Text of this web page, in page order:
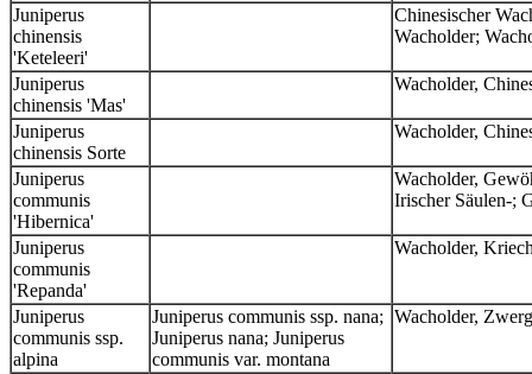
Juniperus
chinensis
'Keteleeri'
Chinesischer
Wacholder;
Juniperus
chinensis 'Mas'
Wacholder,
Juniperus
chinensis Sorte
Wacholder,
Juniperus
communis
'Hibernica'
Wacholder,
Irischer Säulen-;
Juniperus
communis
'Repanda'
Wacholder,
Juniperus
communis ssp.
alpina
Juniperus communis ssp. nana;
Juniperus nana; Juniperus
communis var. montana
Wacholder,